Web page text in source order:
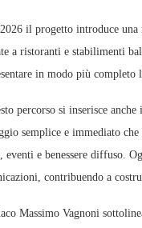
il progetto introduce
a ristoranti e stabilimenti
in modo più completo
percorso si inserisce
semplice e immediato
eventi e benessere diffuso.
contribuendo a
Massimo Vagnoni